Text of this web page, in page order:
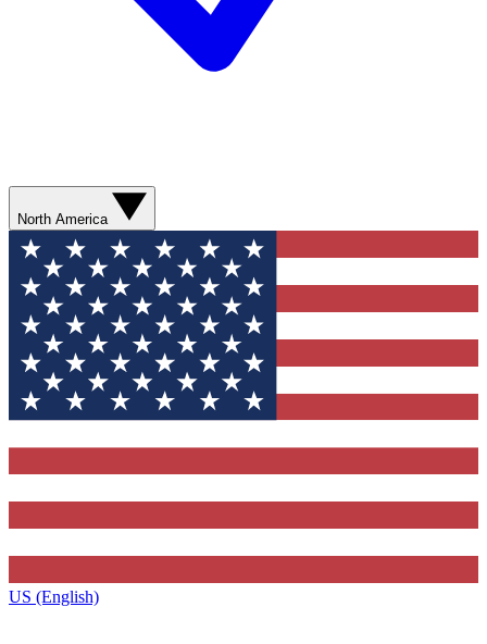
North America
US (English)